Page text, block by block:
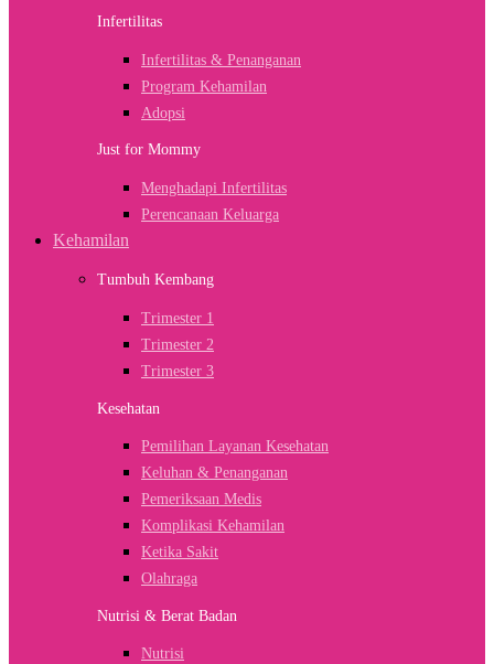
Infertilitas
Infertilitas & Penanganan
Program Kehamilan
Adopsi
Just for Mommy
Menghadapi Infertilitas
Perencanaan Keluarga
Kehamilan
Tumbuh Kembang
Trimester 1
Trimester 2
Trimester 3
Kesehatan
Pemilihan Layanan Kesehatan
Keluhan & Penanganan
Pemeriksaan Medis
Komplikasi Kehamilan
Ketika Sakit
Olahraga
Nutrisi & Berat Badan
Nutrisi